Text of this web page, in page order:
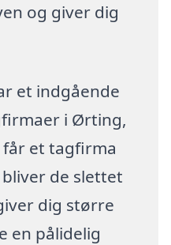
og giver dig
et indgående
i Ørting,
får et tagfirma
de slettet
dig større
en pålidelig